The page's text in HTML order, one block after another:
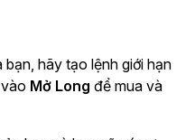
hãy tạo lệnh giới hạn
Mở Long để mua và